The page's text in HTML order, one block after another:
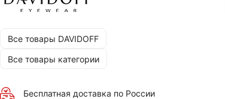
Все товары DAVIDOFF
Все товары категории
Бесплатная доставка по России